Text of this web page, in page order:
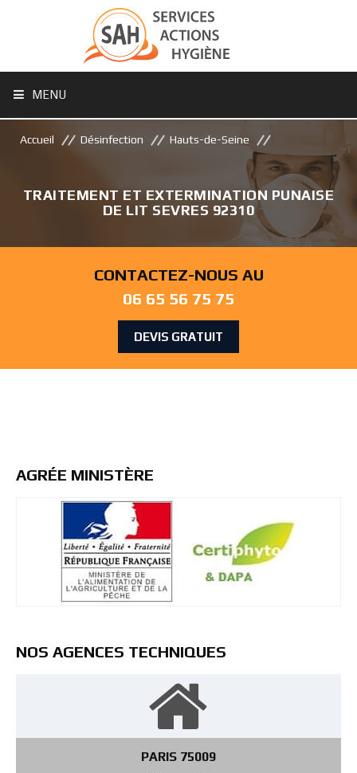
MENU
Accueil Désinfection Hauts-de-Seine
TRAITEMENT ET EXTERMINATION PUNAISE
DE LIT SEVRES 92310
CONTACTEZ-NOUS AU
06 65 56 75 75
DEVIS GRATUIT
AGRÉE MINISTÈRE
NOS AGENCES TECHNIQUES
PARIS 75009